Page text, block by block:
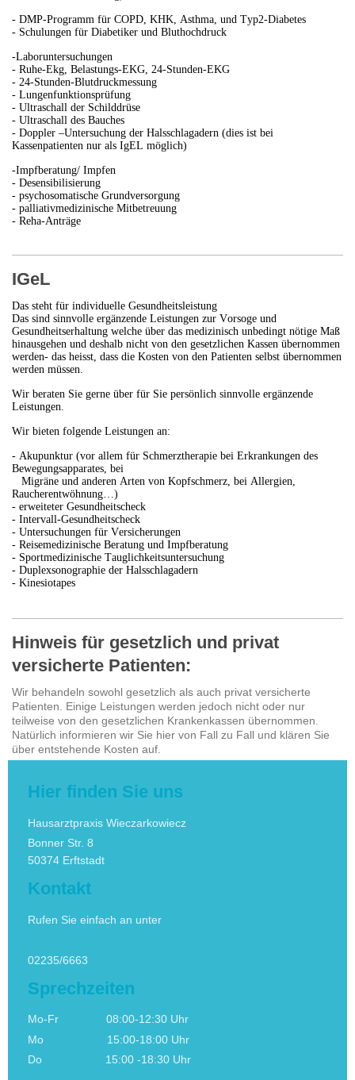
- DMP-Programm für COPD, KHK, Asthma, und Typ2-Diabetes
- Schulungen für Diabetiker und Bluthochdruck
-Laboruntersuchungen
- Ruhe-Ekg, Belastungs-EKG, 24-Stunden-EKG
- 24-Stunden-Blutdruckmessung
- Lungenfunktionsprüfung
- Ultraschall der Schilddrüse
- Ultraschall des Bauches
- Doppler –Untersuchung der Halsschlagadern (dies ist bei
Kassenpatienten nur als IgEL möglich)
-Impfberatung/ Impfen
- Desensibilisierung
- psychosomatische Grundversorgung
- palliativmedizinische Mitbetreuung
- Reha-Anträge
IGeL
Das steht für individuelle Gesundheitsleistung
Das sind sinnvolle ergänzende Leistungen zur Vorsoge und
Gesundheitserhaltung welche über das medizinisch unbedingt nötige Maß
hinausgehen und deshalb nicht von den gesetzlichen Kassen übernommen
werden- das heisst, dass die Kosten von den Patienten selbst übernommen
werden müssen.
Wir beraten Sie gerne über für Sie persönlich sinnvolle ergänzende
Leistungen.
Wir bieten folgende Leistungen an:
- Akupunktur (vor allem für Schmerztherapie bei Erkrankungen des
Bewegungsapparates, bei
Migräne und anderen Arten von Kopfschmerz, bei Allergien,
Raucherentwöhnung…)
- erweiteter Gesundheitscheck
- Intervall-Gesundheitscheck
- Untersuchungen für Versicherungen
- Reisemedizinische Beratung und Impfberatung
- Sportmedizinische Tauglichkeitsuntersuchung
- Duplexsonographie der Halsschlagadern
- Kinesiotapes
Hinweis für gesetzlich und privat
versicherte Patienten:
Wir behandeln sowohl gesetzlich als auch privat versicherte
Patienten. Einige Leistungen werden jedoch nicht oder nur
teilweise von den gesetzlichen Krankenkassen übernommen.
Natürlich informieren wir Sie hier von Fall zu Fall und klären Sie
über entstehende Kosten auf.
Hier finden Sie uns
Hausarztpraxis Wieczarkowiecz
Bonner Str. 8
50374 Erftstadt
Kontakt
Rufen Sie einfach an unter
02235/6663
Sprechzeiten
Mo-Fr 08:00-12:30 Uhr
Mo 15:00-18:00 Uhr
Do 15:00 -18:30 Uhr